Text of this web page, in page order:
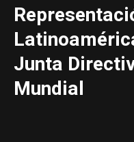
Junta
Mundial